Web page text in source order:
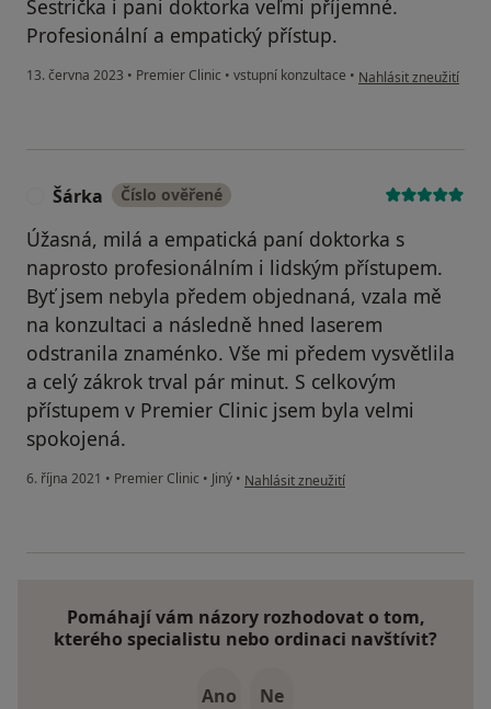
Sestrička i pani doktorka veľmi příjemné.
Profesionální a empatický přístup.
13. června 2023 • Premier Clinic • vstupní konzultace • podle názoru
Nahlásit zneužití
Šárka Číslo ověřené
Úžasná, milá a empatická paní doktorka s
naprosto profesionálním i lidským přístupem.
Byť jsem nebyla předem objednaná, vzala mě
na konzultaci a následně hned laserem
odstranila znaménko. Vše mi předem vysvětlila
a celý zákrok trval pár minut. S celkovým
přístupem v Premier Clinic jsem byla velmi
spokojená.
6. října 2021 • Premier Clinic • Jiný • podle názoru uživatele Šárka
Nahlásit zneužití
Pomáhají vám názory rozhodovat o tom,
kterého specialistu nebo ordinaci navštívit?
Ano Ne